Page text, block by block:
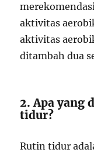
aktivitas
aktivitas
ditambah dua
2. Apa yang
tidur?
Rutin tidur